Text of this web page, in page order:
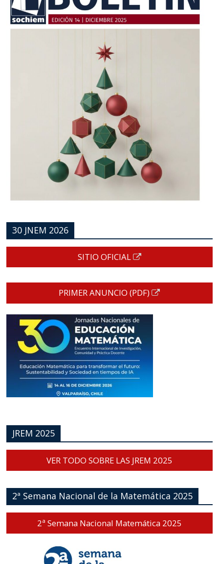
30 JNEM 2026
SITIO OFICIAL
PRIMER ANUNCIO (PDF)
JREM 2025
VER TODO SOBRE LAS JREM 2025
2ª Semana Nacional de la Matemática 2025
2ª Semana Nacional Matemática 2025